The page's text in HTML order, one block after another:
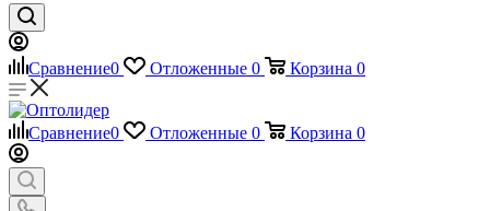
Сравнение0 Отложенные 0 Корзина 0
Сравнение0 Отложенные 0 Корзина 0